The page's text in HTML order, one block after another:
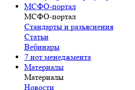
МСФО-портал
МСФО-портал
Стандарты и разъяснения
Статьи
Вебинары
7 нот менеджмента
Материалы
Материалы
Новости